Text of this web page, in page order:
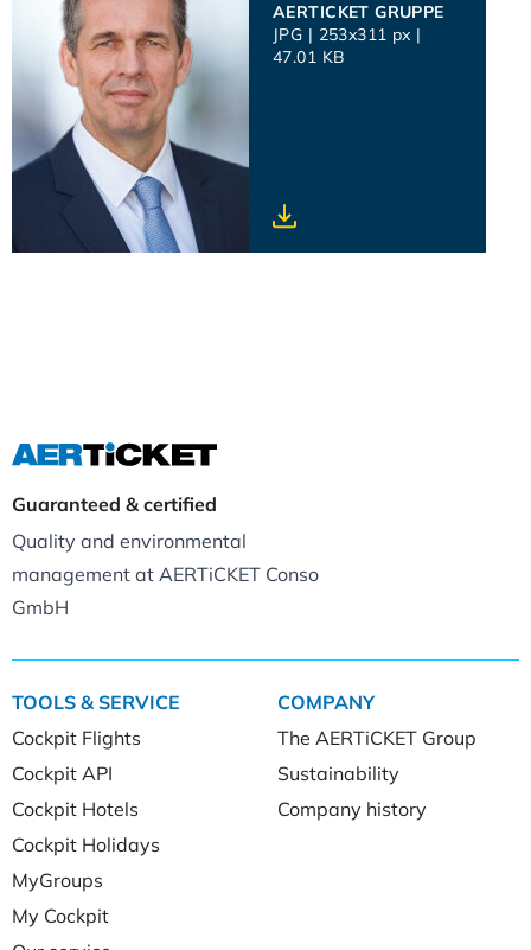
AERTICKET GRUPPE
JPG | 253x311 px |
47.01 KB
Guaranteed & certified
Quality and environmental
management at AERTiCKET Conso
GmbH
TOOLS & SERVICE
Cockpit Flights
Cockpit API
Cockpit Hotels
Cockpit Holidays
MyGroups
My Cockpit
COMPANY
The AERTiCKET Group
Sustainability
Company history